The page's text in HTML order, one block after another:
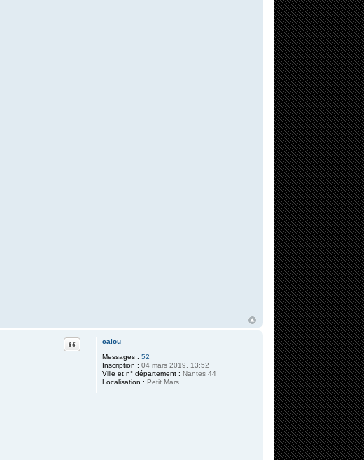
calou
Messages : 52
Inscription : 04 mars 2019, 13:52
Ville et n° département : Nantes 44
Localisation : Petit Mars
Citation